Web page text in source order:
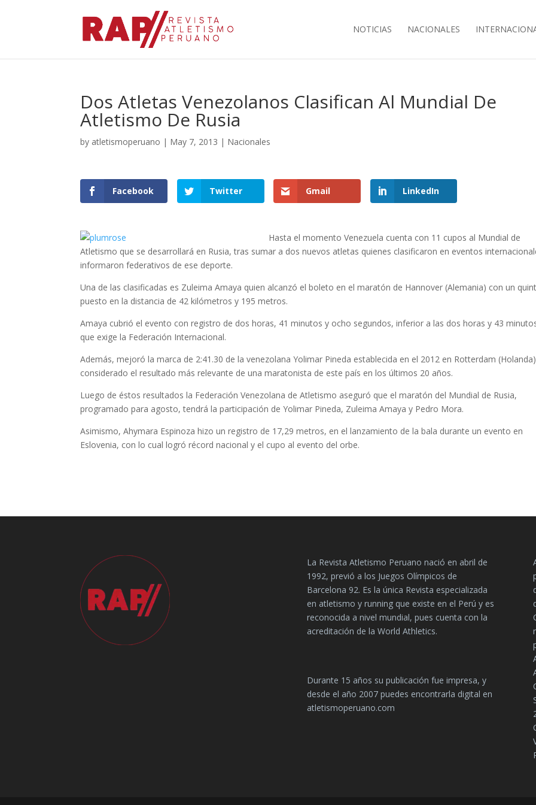
NOTICIAS NACIONALES
Dos Atletas Venezolanos Clasifican Al Mundial De
Atletismo De Rusia
by atletismoperuano | May 7, 2013 | Nacionales
Facebook Twitter Gmail LinkedIn
Hasta el momento Venezuela cuenta con 11 cupos al Mundial de
Atletismo que se desarrollará en Rusia, tras sumar a dos nuevos atletas quienes clasificaron en eventos
informaron federativos de ese deporte.
Una de las clasificadas es Zuleima Amaya quien alcanzó el boleto en el maratón de Hannover (Alemania) con un
puesto en la distancia de 42 kilómetros y 195 metros.
Amaya cubrió el evento con registro de dos horas, 41 minutos y ocho segundos, inferior a las dos horas y 43
que exige la Federación Internacional.
Además, mejoró la marca de 2:41.30 de la venezolana Yolimar Pineda establecida en el 2012 en Rotterdam
considerado el resultado más relevante de una maratonista de este país en los últimos 20 años.
Luego de éstos resultados la Federación Venezolana de Atletismo aseguró que el maratón del Mundial de Rusia,
programado para agosto, tendrá la participación de Yolimar Pineda, Zuleima Amaya y Pedro Mora.
Asimismo, Ahymara Espinoza hizo un registro de 17,29 metros, en el lanzamiento de la bala durante un evento en
Eslovenia, con lo cual logró récord nacional y el cupo al evento del orbe.
La Revista Atletismo Peruano nació en abril de
1992, previó a los Juegos Olímpicos de
Barcelona 92. Es la única Revista especializada
en atletismo y running que existe en el Perú y es
reconocida a nivel mundial, pues cuenta con la
acreditación de la World Athletics.
Durante 15 años su publicación fue impresa, y
desde el año 2007 puedes encontrarla digital en
atletismoperuano.com